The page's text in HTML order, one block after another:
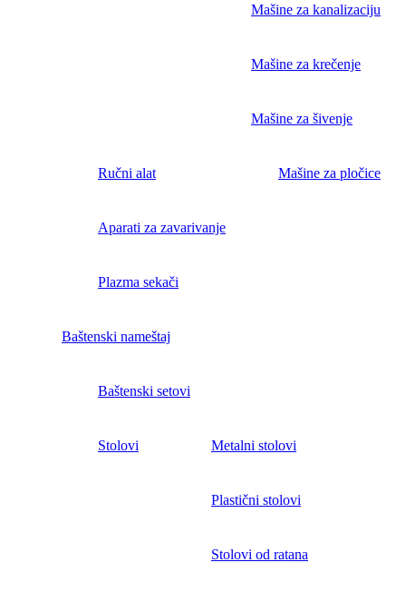
Mašine za kanalizaciju
Mašine za krečenje
Mašine za šivenje
Ručni alat Mašine za pločice
Aparati za zavarivanje
Plazma sekači
Baštenski nameštaj
Baštenski setovi
Stolovi Metalni stolovi
Plastični stolovi
Stolovi od ratana